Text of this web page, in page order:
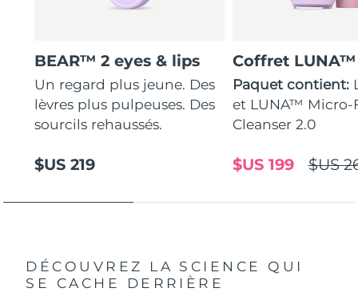
BEAR™ 2 eyes & lips
Un regard plus jeune. Des
lèvres plus pulpeuses. Des
sourcils rehaussés.
$US 219
Coffret
Paquet contient:
et LUNA™ Micro-
Cleanser 2.0
$US
$US 199
DÉCOUVREZ LA SCIENCE QUI
SE CACHE DERRIÈRE